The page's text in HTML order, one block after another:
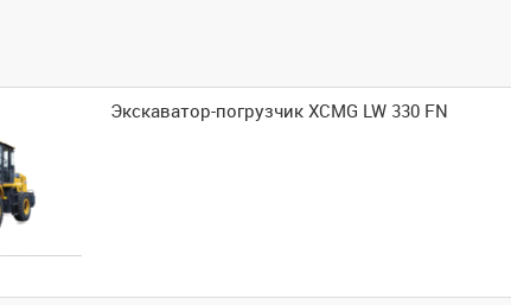
Экскаватор-погрузчик XCMG LW 330 FN